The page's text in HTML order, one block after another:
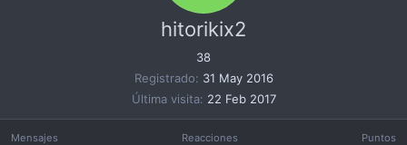
hitorikix2
38
Registrado
31 May 2016
Última visita 22 Feb 2017
Mensajes Reacciones Puntos